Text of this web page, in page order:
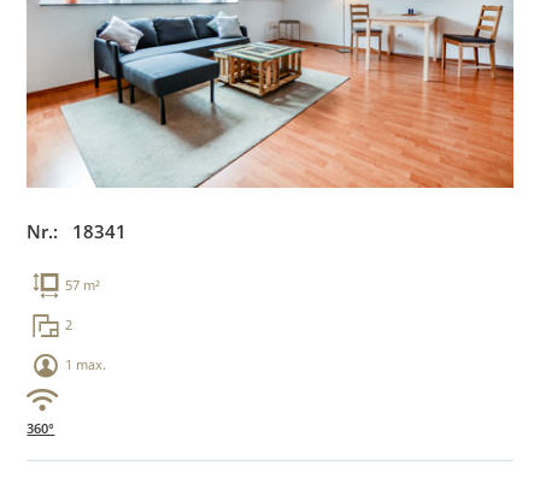
Nr.: 18341
57 m²
2
1 max.
360°